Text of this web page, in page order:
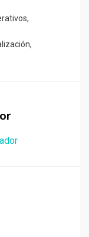
,
,